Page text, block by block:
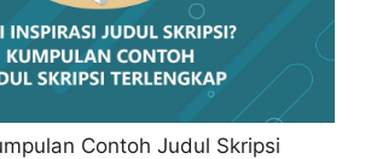
Contoh Judul Skripsi